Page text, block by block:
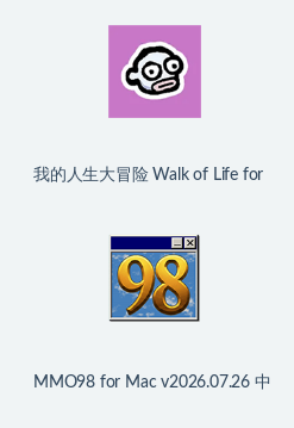
我的人生大冒险 Walk of Life for
MMO98 for Mac v2026.07.26 中